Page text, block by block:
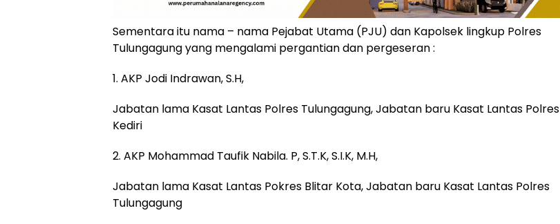
Sementara itu nama – nama Pejabat Utama (PJU) dan Kapolsek lingkup Polres
Tulungagung yang mengalami pergantian dan pergeseran :
1. AKP Jodi Indrawan, S.H,
Jabatan lama Kasat Lantas Polres Tulungagung, Jabatan baru Kasat Lantas Polres
Kediri
2. AKP Mohammad Taufik Nabila. P, S.T.K, S.I.K, M.H,
Jabatan lama Kasat Lantas Pokres Blitar Kota, Jabatan baru Kasat Lantas Polres
Tulungagung